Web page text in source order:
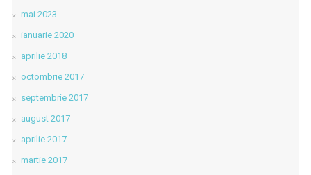
mai 2023
ianuarie 2020
aprilie 2018
octombrie 2017
septembrie 2017
august 2017
aprilie 2017
martie 2017